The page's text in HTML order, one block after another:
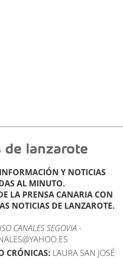
Y NOTICIAS
AL MINUTO.
LA PRENSA CANARIA CON
NOTICIAS DE LANZAROTE.
CANALES SEGOVIA -
CRÓNICAS: LAURA SAN JOSÉ